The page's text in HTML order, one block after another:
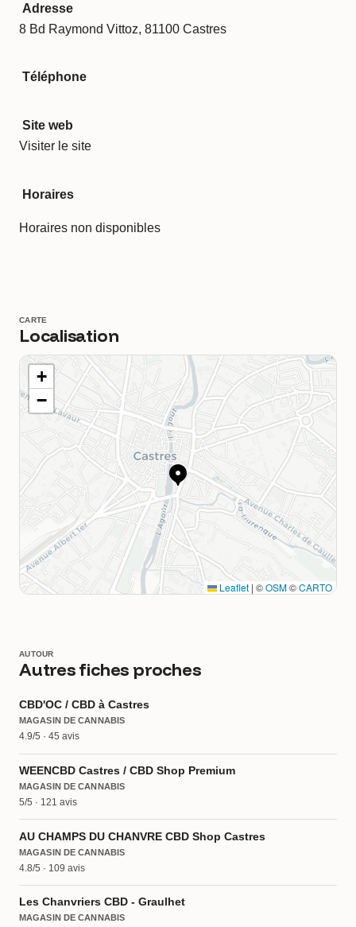
Adresse
8 Bd Raymond Vittoz, 81100 Castres
Téléphone
Site web
Visiter le site
Horaires
Horaires non disponibles
CARTE
Localisation
+
−
Leaflet | ©OSM©CARTO
AUTOUR
Autres fiches proches
CBD'OC / CBD à Castres
MAGASIN DE CANNABIS
4.9/5 · 45 avis
WEENCBD Castres / CBD Shop Premium
MAGASIN DE CANNABIS
5/5 · 121 avis
AU CHAMPS DU CHANVRE CBD Shop Castres
MAGASIN DE CANNABIS
4.8/5 · 109 avis
Les Chanvriers CBD - Graulhet
MAGASIN DE CANNABIS